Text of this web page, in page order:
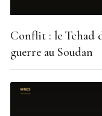
Conflit : le Tchad
guerre au Soudan